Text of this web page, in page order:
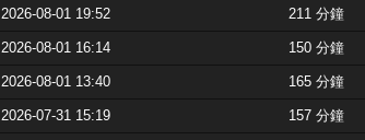
2026-08-01 19:52 211 分鐘
2026-08-01 16:14 150 分鐘
2026-08-01 13:40 165 分鐘
2026-07-31 15:19 157 分鐘